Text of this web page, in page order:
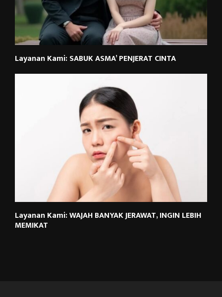
Layanan Kami: SABUK ASMA’ PENJERAT CINTA
Layanan Kami: WAJAH BANYAK JERAWAT, INGIN LEBIH
MEMIKAT